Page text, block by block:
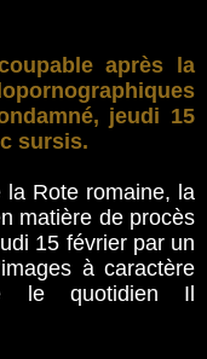
après la
jeudi 15
sursis.
la Rote romaine, la
matière de procès
15 février par un
à caractère
le quotidien Il